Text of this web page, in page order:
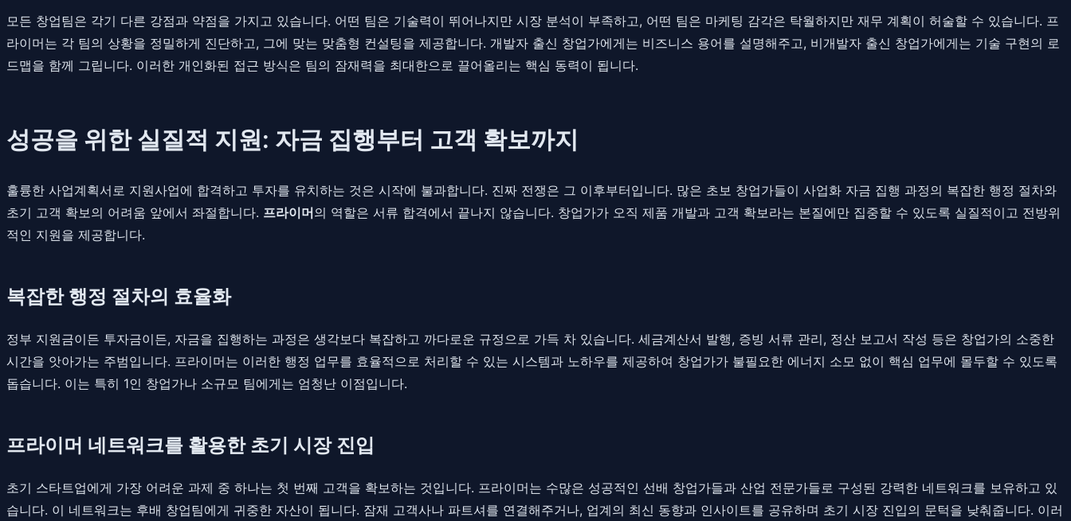
모든 창업팀은 각기 다른 강점과 약점을 가지고 있습니다. 어떤 팀은 기술력이 뛰어나지만 시장 분석이 부족하고, 어떤 팀은 마케팅 감각은 탁월하지만 재무 계획이 허술할 수 있습니다. 프
라이머는 각 팀의 상황을 정밀하게 진단하고, 그에 맞는 맞춤형 컨설팅을 제공합니다. 개발자 출신 창업가에게는 비즈니스 용어를 설명해주고, 비개발자 출신 창업가에게는 기술 구현의 로
드맵을 함께 그립니다. 이러한 개인화된 접근 방식은 팀의 잠재력을 최대한으로 끌어올리는 핵심 동력이 됩니다.
성공을 위한 실질적 지원: 자금 집행부터 고객 확보까지
훌륭한 사업계획서로 지원사업에 합격하고 투자를 유치하는 것은 시작에 불과합니다. 진짜 전쟁은 그 이후부터입니다. 많은 초보 창업가들이 사업화 자금 집행 과정의 복잡한 행정 절차와
초기 고객 확보의 어려움 앞에서 좌절합니다. 프라이머의 역할은 서류 합격에서 끝나지 않습니다. 창업가가 오직 제품 개발과 고객 확보라는 본질에만 집중할 수 있도록 실질적이고 전방위
적인 지원을 제공합니다.
복잡한 행정 절차의 효율화
정부 지원금이든 투자금이든, 자금을 집행하는 과정은 생각보다 복잡하고 까다로운 규정으로 가득 차 있습니다. 세금계산서 발행, 증빙 서류 관리, 정산 보고서 작성 등은 창업가의 소중한
시간을 앗아가는 주범입니다. 프라이머는 이러한 행정 업무를 효율적으로 처리할 수 있는 시스템과 노하우를 제공하여 창업가가 불필요한 에너지 소모 없이 핵심 업무에 몰두할 수 있도록
돕습니다. 이는 특히 1인 창업가나 소규모 팀에게는 엄청난 이점입니다.
프라이머 네트워크를 활용한 초기 시장 진입
초기 스타트업에게 가장 어려운 과제 중 하나는 첫 번째 고객을 확보하는 것입니다. 프라이머는 수많은 성공적인 선배 창업가들과 산업 전문가들로 구성된 강력한 네트워크를 보유하고 있
습니다. 이 네트워크는 후배 창업팀에게 귀중한 자산이 됩니다. 잠재 고객사나 파트셔를 연결해주거나, 업계의 최신 동향과 인사이트를 공유하며 초기 시장 진입의 문턱을 낮춰줍니다. 이러